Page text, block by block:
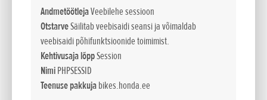
AndmetöötlejaVeebilehe sessioon
OtstarveSäilitab veebisaidi seansi ja võimaldab
veebisaidi põhifunktsioonide toimimist.
Kehtivusaja lõppSession
NimiPHPSESSID
Teenuse pakkujabikes.honda.ee
Mudeliuuendused.
CBR1000RR-R Fireblade astub oma arengus suure sammu
edasi oma 1000 cc neljasilindrilise ja kaheastmelise
klapiajamiga reasmootoriga, mille uus häälestus võimaldab